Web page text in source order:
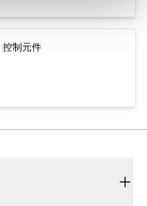
制元件